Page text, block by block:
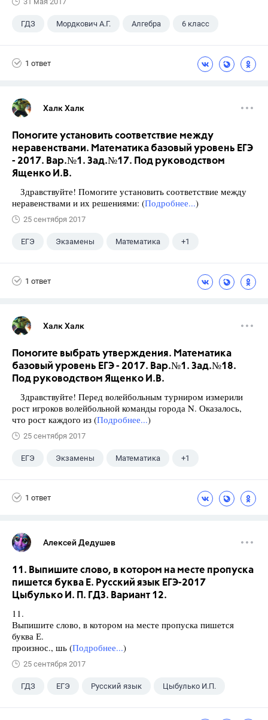
ГДЗ Мордкович А.Г. Алгебра 6 класс
1 ответ
Халк Халк
Помогите установить соответствие между
неравенствами. Математика базовый уровень ЕГЭ
- 2017. Вар.№1. Зад.№17. Под руководством
Ященко И.В.
Здравствуйте! Помогите установить соответствие между
неравенствами и их решениями: (Подробнее...)
25 сентября 2017
ЕГЭ Экзамены Математика +1
1 ответ
Халк Халк
Помогите выбрать утверждения. Математика
базовый уровень ЕГЭ - 2017. Вар.№1. Зад.№18.
Под руководством Ященко И.В.
Здравствуйте! Перед волейбольным турниром измерили
рост игроков волейбольной команды города N. Оказалось,
что рост каждого из (Подробнее...)
25 сентября 2017
ЕГЭ Экзамены Математика +1
1 ответ
Алексей Дедушев
11. Выпишите слово, в котором на месте пропуска
пишется буква Е. Русский язык ЕГЭ-2017
Цыбулько И. П. ГДЗ. Вариант 12.
11.
Выпишите слово, в котором на месте пропуска пишется
буква Е.
произнос., шь (Подробнее...)
25 сентября 2017
ГДЗ ЕГЭ Русский язык Цыбулько И.П.